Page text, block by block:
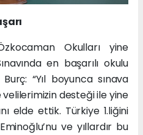
Okulları yine
en başarılı okulu
“Yıl boyunca sınava
velilerimizin desteği ile yine
elde ettik. Türkiye 1.liğini
ve yıllardır bu